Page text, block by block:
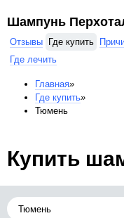
Шампунь
Отзывы
Где купить
Где лечить
Главная»
Где купить»
Тюмень
Купить